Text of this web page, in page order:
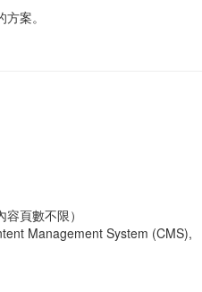
案。
頁數不限）
Management System (CMS),